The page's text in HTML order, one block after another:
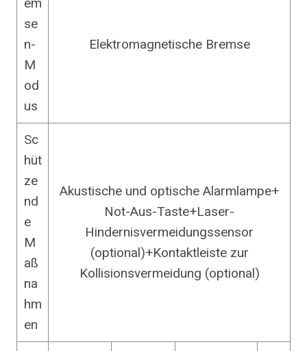
se
n-
M
od
us
Elektromagnetische Bremse
Sc
hüt
ze
nd
e
M
aß
na
hm
en
Akustische und optische Alarmlampe+
Not-Aus-Taste+Laser-
Hindernisvermeidungssensor
(optional)+Kontaktleiste zur
Kollisionsvermeidung (optional)